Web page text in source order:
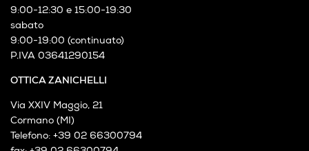
OTTICA ZANICHELLI
lunedì
10:00-18:00 (continuato)
dal martedì al venerdì
9:00-12:30 e 15:00-19:30
sabato
P.IVA 03641290154